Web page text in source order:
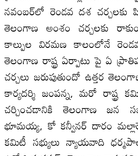
నవంబర్‌లో రెండవ దశ చర్చలకు
తెలంగాణ అంశం చర్చలకు
కాల్పుల విరమణ కాలంలోనే
తెలంగాణ రాష్ట్ర ఏర్పాటు పై ఏ
చర్చలు జరుపుతుందో ఉత్తర
కార్యదర్శి జంపన్న, మరో రాష్ట్ర
చర్చించడానికి తెలంగాణ జన
భూమయ్య, కో కన్వీనర్‌ దారం
కమిటీ సభ్యులు న్యాయవాది